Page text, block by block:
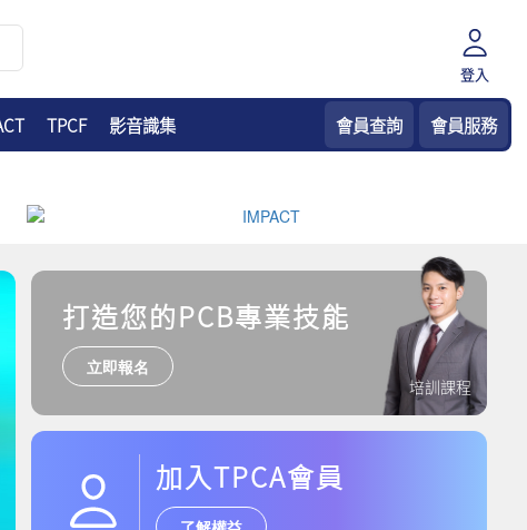
登入
TPCF 影音識集 會員查詢 會員服務
培訓課程
打造您的PCB專業技能
立即報名
加入TPCA會員